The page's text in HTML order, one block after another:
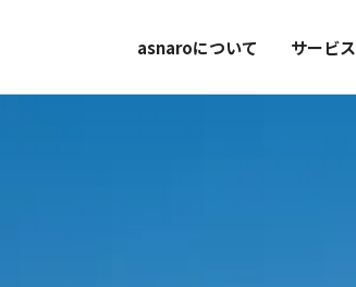
asnaroについて サービス